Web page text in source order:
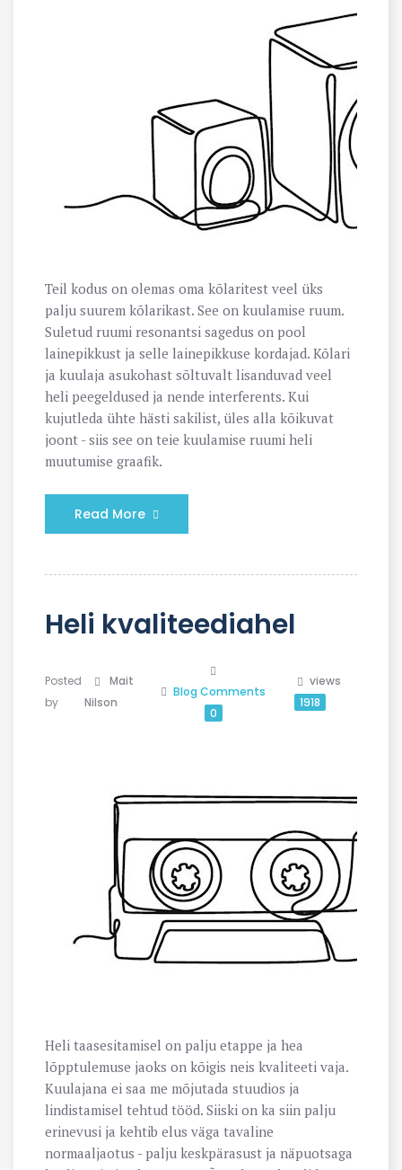
Teil kodus on olemas oma kõlaritest veel üks
palju suurem kõlarikast. See on kuulamise ruum.
Suletud ruumi resonantsi sagedus on pool
lainepikkust ja selle lainepikkuse kordajad. Kõlari
ja kuulaja asukohast sõltuvalt lisanduvad veel
heli peegeldused ja nende interferents. Kui
kujutleda ühte hästi sakilist, üles alla kõikuvat
joont - siis see on teie kuulamise ruumi heli
muutumise graafik.
Read More
Heli kvaliteediahel
Posted
by
Mait
Nilson
Blog Comments
0
views
1918
Heli taasesitamisel on palju etappe ja hea
lõpptulemuse jaoks on kõigis neis kvaliteeti vaja.
Kuulajana ei saa me mõjutada stuudios ja
lindistamisel tehtud tööd. Siiski on ka siin palju
erinevusi ja kehtib elus väga tavaline
normaaljaotus - palju keskpärasust ja näpuotsaga